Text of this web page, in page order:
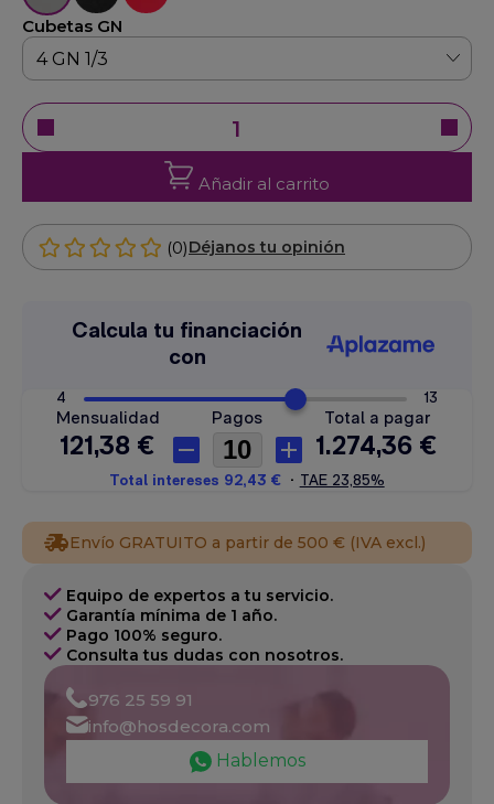
Cubetas GN
Añadir al carrito
(0)Déjanos tu opinión
Envío GRATUITO a partir de 500 € (IVA excl.)
Equipo de expertos a tu servicio.
Garantía mínima de 1 año.
Pago 100% seguro.
Consulta tus dudas con nosotros.
976 25 59 91
info@hosdecora.com
Hablemos